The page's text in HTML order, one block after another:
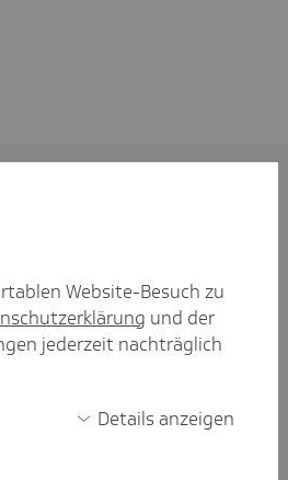
Website-Besuch zu
und der
jederzeit nachträglich
Details anzeigen